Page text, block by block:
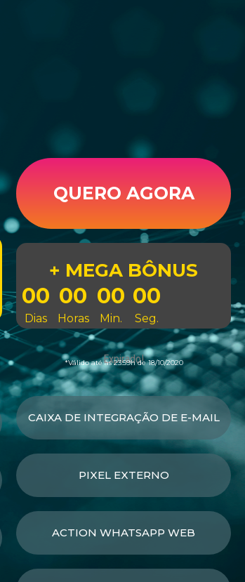
QUERO AGORA
+ MEGA BÔNUS
00
Dias
00
Horas
00
Min.
00
Seg.
Expirado!
*Válido até às 23:59h de 18/10/2020
CAIXA DE INTEGRAÇÃO DE E-MAIL
PIXEL EXTERNO
ACTION WHATSAPP WEB